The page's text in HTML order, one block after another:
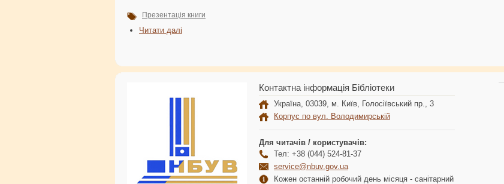
Презентація книги
Читати далі
Контактна інформація Бібліотеки
Україна, 03039, м. Київ, Голосіївський пр., 3
Корпус по вул. Володимирській
Для читачів / користувачів:
Тел: +38 (044) 524-81-37
service@nbuv.gov.ua
Кожен останній робочий день місяця - санітарний